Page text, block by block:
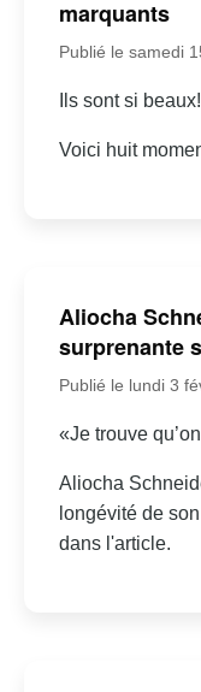
marquants
Publié le samedi
Ils sont si beaux!
Voici huit
Aliocha
surprenante
Publié le lundi 3
«Je trouve
Aliocha
longévité de
dans l'article.